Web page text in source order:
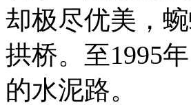
却极尽优美，
拱桥。至1995
的水泥路。